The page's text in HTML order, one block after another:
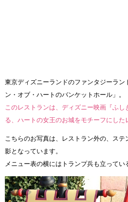
東京ディズニーランドのファンタジーラン
ン・オブ・ハートのバンケットホール」。
このレストランは、ディズニー映画『ふ
る、ハートの女王のお城をモチーフにした
こちらのお写真は、レストラン外の、ス
影となっています。
メニュー表の横にはトランプ兵も立ってい